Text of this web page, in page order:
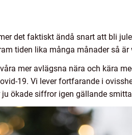
det faktiskt ändå snart att bli
tiden lika många månader så
mer avlägsna nära och kära
19. Vi lever fortfarande i
ökade siffror igen gällande